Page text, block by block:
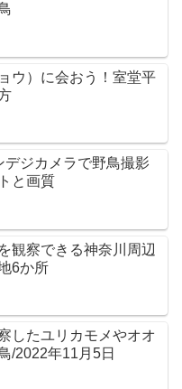
ウ）に会おう！室堂平
デジカメラで野鳥撮影
と画質
観察できる神奈川周辺
6か所
したユリカモメやオオ
/2022年11月5日